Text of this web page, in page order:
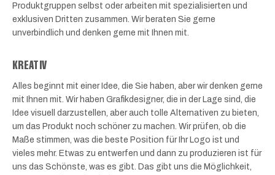
Produktgruppen selbst oder arbeiten mit spezialisierten und
exklusiven Dritten zusammen. Wir beraten Sie gerne
unverbindlich und denken gerne mit Ihnen mit.
KREATIV
Alles beginnt mit einer Idee, die Sie haben, aber wir denken gerne
mit Ihnen mit. Wir haben Grafikdesigner, die in der Lage sind, die
Idee visuell darzustellen, aber auch tolle Alternativen zu bieten,
um das Produkt noch schöner zu machen. Wir prüfen, ob die
Maße stimmen, was die beste Position für Ihr Logo ist und
vieles mehr. Etwas zu entwerfen und dann zu produzieren ist für
uns das Schönste, was es gibt. Das gibt uns die Möglichkeit,